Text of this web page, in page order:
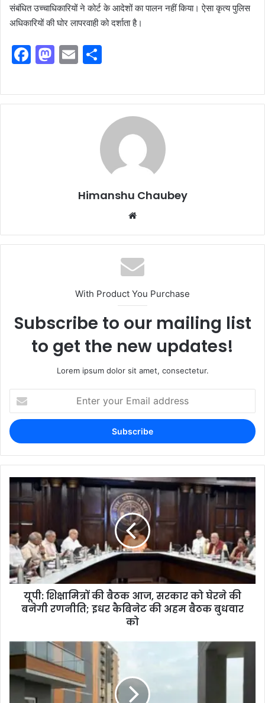
संबंधित उच्चाधिकारियों ने कोर्ट के आदेशों का पालन नहीं किया। ऐसा कृत्य पुलिस
अधिकारियों की घोर लापरवाही को दर्शाता है।
F
c
e
M
st
o
E
ai
l
ar
e
Himanshu Chaubey
With Product You Purchase
Subscribe to our mailing list
to get the new updates!
Lorem ipsum dolor sit amet, consectetur.
यूपी: शिक्षामित्रों की बैठक आज, सरकार को घेरने की
बनेगी रणनीति; इधर कैबिनेट की अहम बैठक बुधवार
को